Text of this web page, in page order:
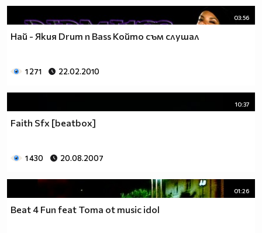
03:56
Най - Якия Drum n Bass Който съм слушал
1 271 22.02.2010
10:37
Faith Sfx [beatbox]
1 430 20.08.2007
01:26
Beat 4 Fun feat Toma ot music idol